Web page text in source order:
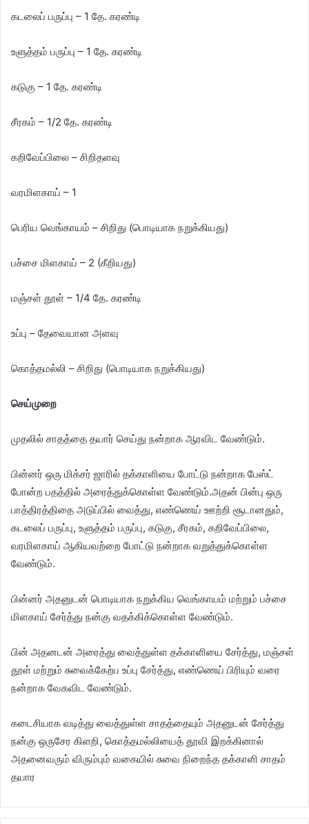
கடலைப் பருப்பு – 1 தே. கரண்டி
உளுத்தம் பருப்பு – 1 தே. கரண்டி
கடுகு – 1 தே. கரண்டி
சீரகம் – 1/2 தே. கரண்டி
கறிவேப்பிலை – சிறிதளவு
வரமிளகாய் – 1
பெரிய வெங்காயம் – சிறிது (பொடியாக நறுக்கியது)
பச்சை மிளகாய் – 2 (கீறியது)
மஞ்சள் தூள் – 1/4 தே. கரண்டி
உப்பு – தேவையான அளவு
கொத்தமல்லி – சிறிது (பொடியாக நறுக்கியது)
செய்முறை
முதலில் சாதத்தை தயார் செய்து நன்றாக ஆரவிட வேண்டும்.
பின்னர் ஒரு மிக்சர் ஜாரில் தக்காளியை போட்டு நன்றாக பேஸ்ட்
போன்ற பதத்தில் அரைத்துக்கொள்ள வேண்டும்.அதன் பின்பு ஒரு
பாத்திரத்திதை அடுப்பில் வைத்து, எண்ணெய் ஊற்றி சூடானதும்,
கடலைப் பருப்பு, உளுத்தம் பருப்பு, கடுகு, சீரகம், கறிவேப்பிலை,
வரமிளகாய் ஆகியவற்றை போட்டு நன்றாக வறுத்துக்கொள்ள
வேண்டும்.
பின்னர் அதனுடன் பொடியாக நறுக்கிய வெங்காயம் மற்றும் பச்சை
மிளகாய் சேர்த்து நன்கு வதக்கிக்கொள்ள வேண்டும்.
பின் அதனடன் அரைத்து வைத்துள்ள தக்காளியை சேர்த்து, மஞ்சள்
தூள் மற்றும் சுவைக்கேற்ப உப்பு சேர்த்து, எண்ணெய் பிரியும் வரை
நன்றாக வேகவிட வேண்டும்.
கடைசியாக வடித்து வைத்துள்ள சாதத்தையும் அதனுடன் சேர்த்து
நன்கு ஒருசேர கிளறி, கொத்தமல்லியைத் தூவி இறக்கினால்
அதனைவரும் விரும்பும் வகையில் சுவை நிறைந்த தக்காளி சாதம்
தயார